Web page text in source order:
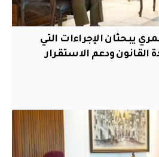
يبحثان الإجراءات التي
ودعم الاستقرار